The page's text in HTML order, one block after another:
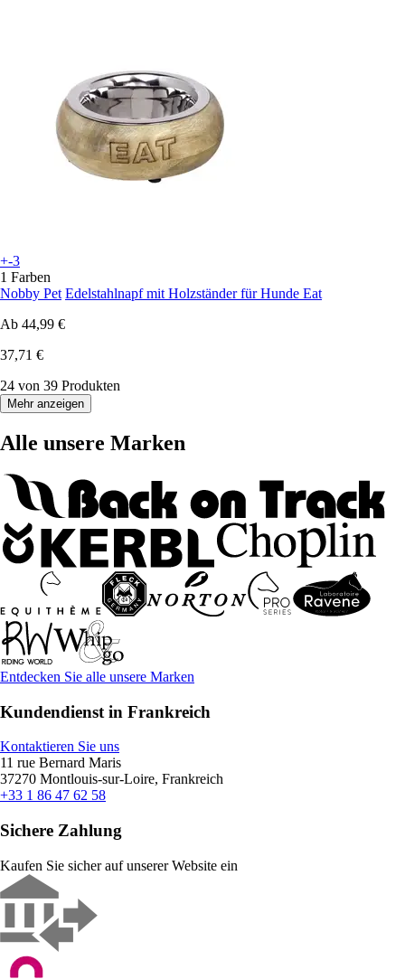
+-3
1 Farben
Nobby Pet Edelstahlnapf mit Holzständer für Hunde Eat
Ab 44,99 €
37,71 €
24 von 39 Produkten
Mehr anzeigen
Alle unsere Marken
Entdecken Sie alle unsere Marken
Kundendienst in Frankreich
Kontaktieren Sie uns
11 rue Bernard Maris
37270 Montlouis-sur-Loire, Frankreich
+33 1 86 47 62 58
Sichere Zahlung
Kaufen Sie sicher auf unserer Website ein